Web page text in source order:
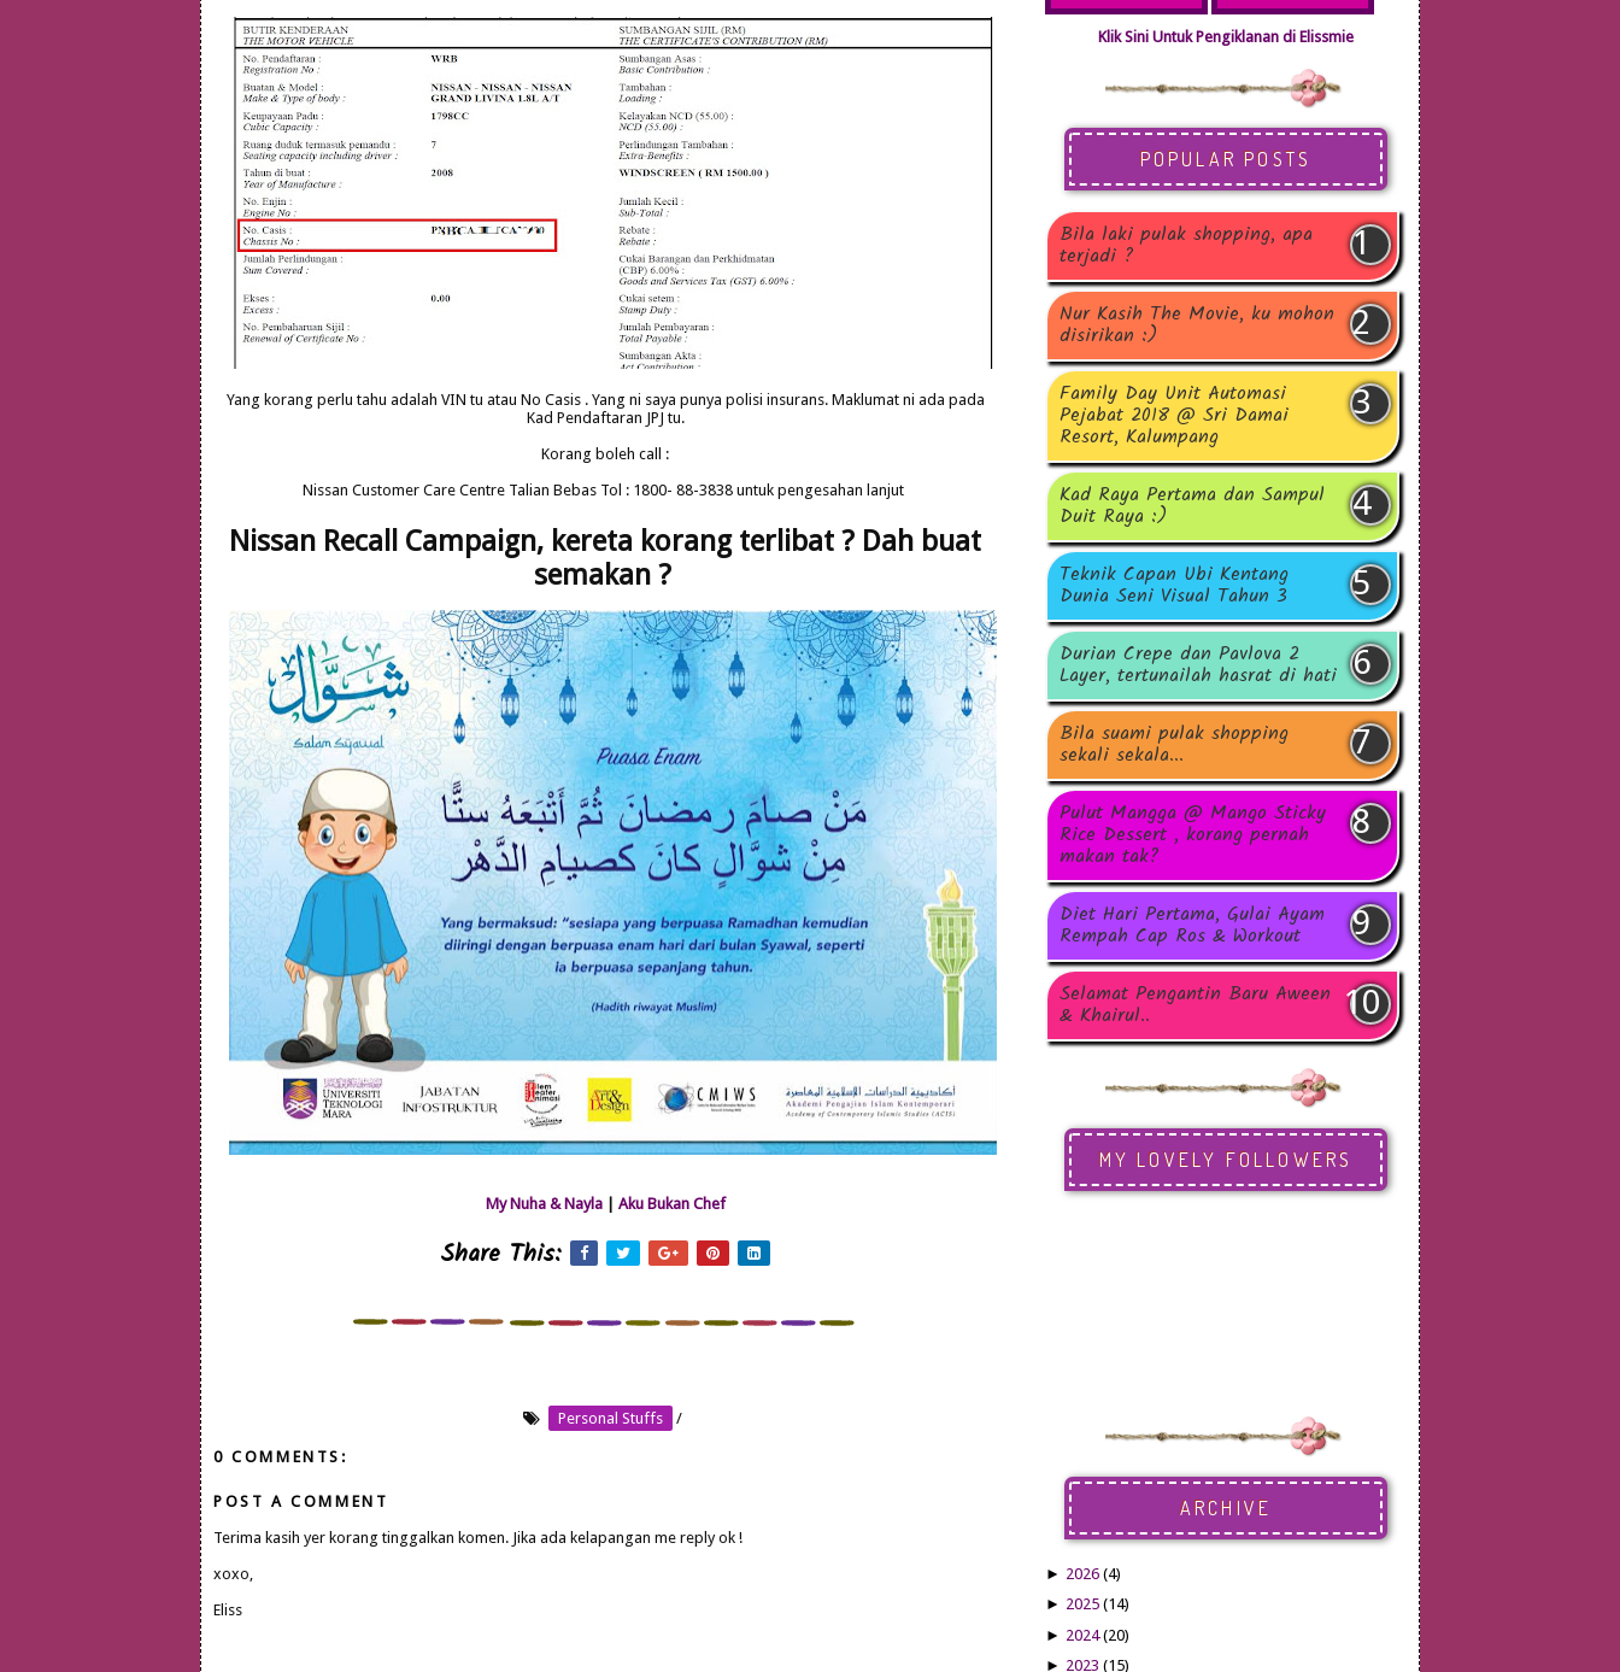
Yang korang perlu tahu adalah VIN tu atau No Casis . Yang ni saya punya polisi insurans. Maklumat ni ada pada
Kad Pendaftaran JPJ tu.
Korang boleh call :
Nissan Customer Care Centre Talian Bebas Tol : 1800- 88-3838 untuk pengesahan lanjut
Nissan Recall Campaign, kereta korang terlibat ? Dah buat
semakan ?
My Nuha & Nayla| Aku Bukan Chef
Share This:
Personal Stuffs /
0 COMMENTS:
POST A COMMENT
Terima kasih yer korang tinggalkan komen. Jika ada kelapangan me reply ok !
xoxo,
Eliss
Klik Sini Untuk Pengiklanan di Elissmie
POPULAR POSTS
Bila laki pulak shopping, apa
terjadi ?
Nur Kasih The Movie, ku mohon
disirikan :)
Family Day Unit Automasi
Pejabat 2018 @ Sri Damai
Resort, Kalumpang
Kad Raya Pertama dan Sampul
Duit Raya :)
Teknik Capan Ubi Kentang
Dunia Seni Visual Tahun 3
Durian Crepe dan Pavlova 2
Layer, tertunailah hasrat di hati
Bila suami pulak shopping
sekali sekala...
Pulut Mangga @ Mango Sticky
Rice Dessert , korang pernah
makan tak?
Diet Hari Pertama, Gulai Ayam
Rempah Cap Ros & Workout
Selamat Pengantin Baru Aween
& Khairul..
MY LOVELY FOLLOWERS
ARCHIVE
► 2026 (4)
► 2025 (14)
► 2024 (20)
► 2023 (15)